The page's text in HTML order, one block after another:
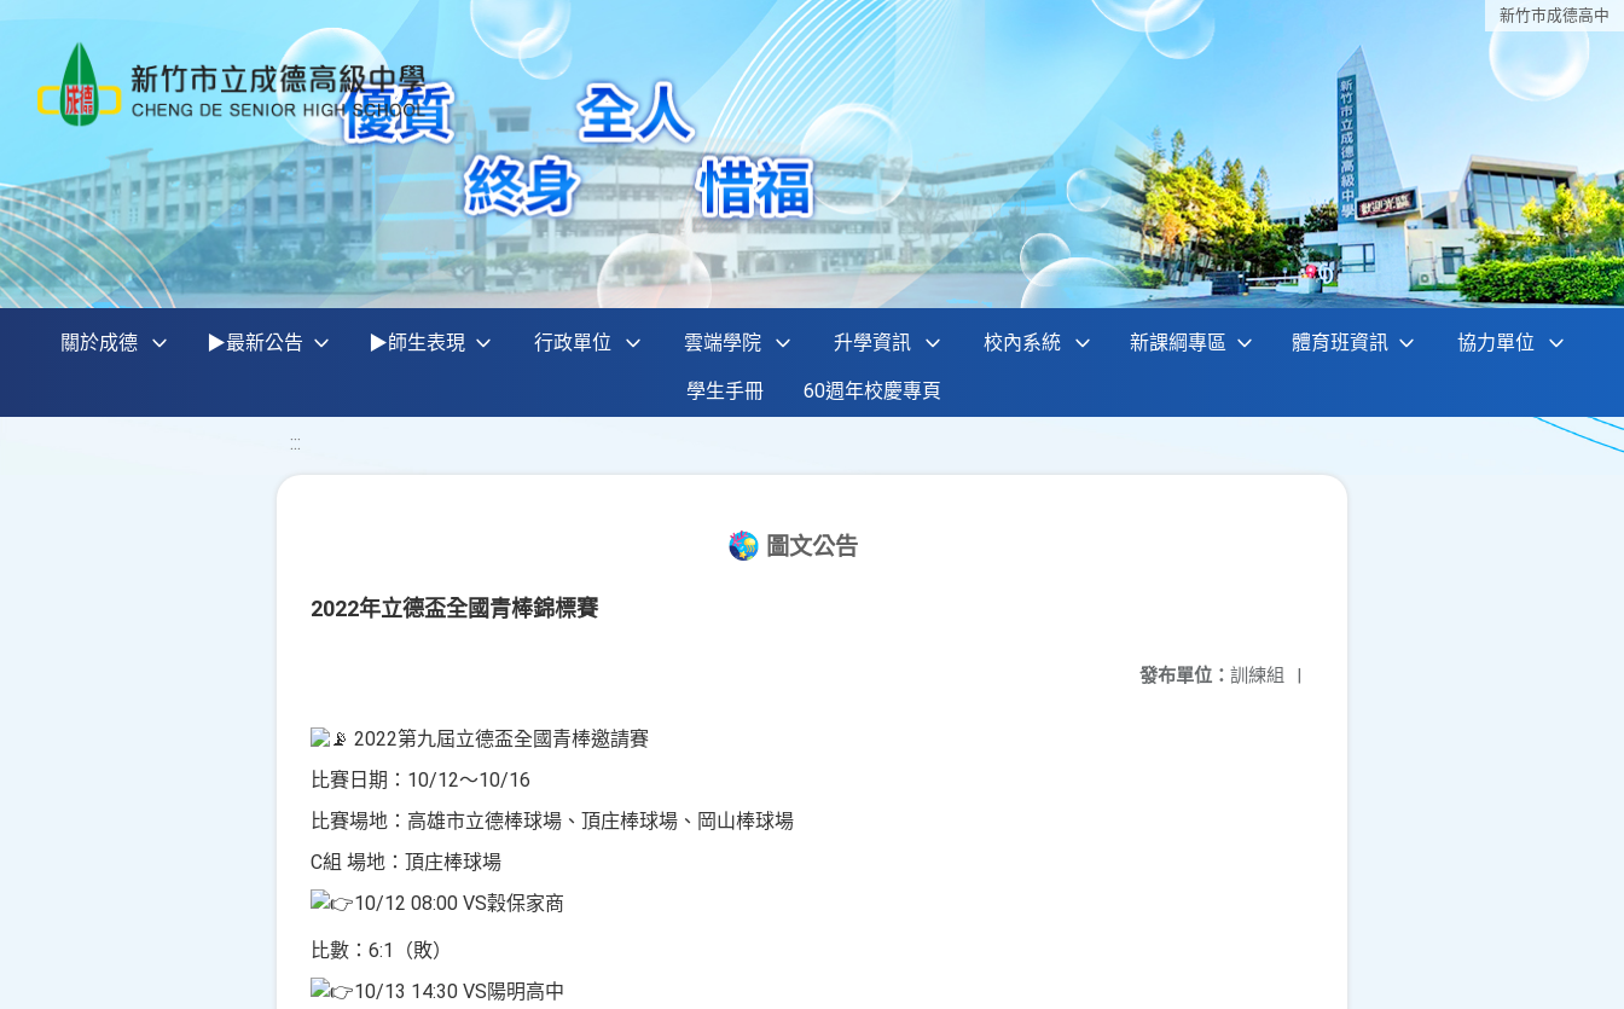
新竹巿成德高中
關於成德 ▶最新公告 ▶師生表現 行政單位 雲端學院 升學資訊 校內系統 新課綱專區 體育班資訊 協力單位
學生手冊 60週年校慶專頁
:::
圖文公告
2022年立德盃全國青棒錦標賽
發布單位： 訓練組 |
2022第九屆立德盃全國青棒邀請賽
比賽日期：10/12～10/16
比賽場地：高雄市立德棒球場、頂庄棒球場、岡山棒球場
C組 場地：頂庄棒球場
10/12 08:00 VS穀保家商
比數：6:1（敗）
10/13 14:30 VS陽明高中